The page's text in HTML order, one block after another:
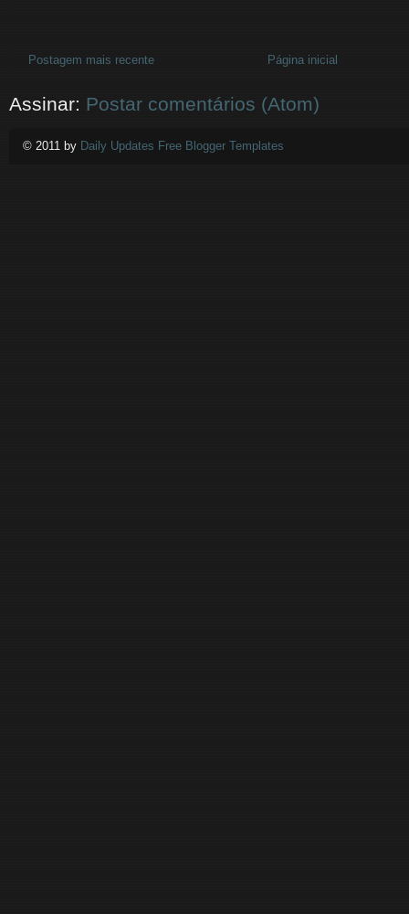
Postagem mais recente Página inicial
Assinar: Postar comentários (Atom)
© 2011 by Daily Updates Free Blogger Templates